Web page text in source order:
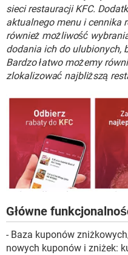
WINDOWS 10
sieci restauracji KFC.
aktualnego menu i cennika
również możliwość
dodania ich do ulubionych,
Bardzo łatwo możemy
zlokalizować najbliższą
Główne
- Baza kuponów
nowych kuponów i zniżek: